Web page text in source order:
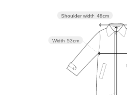
Width 53cm
Shoulder width 48cm